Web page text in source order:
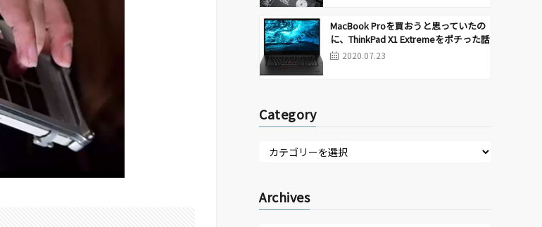
MacBook Proを買おうと思っていたの
に、ThinkPad X1 Extremeをポチった話
2020.07.23
Category
Archives